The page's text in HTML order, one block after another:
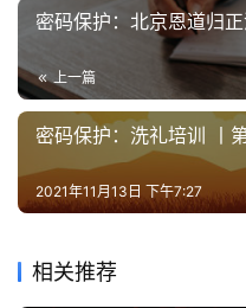
密码保护：北京恩道归
上一篇
密码保护：洗礼培训 丨
2021年11月13日 下午7:27
相关推荐